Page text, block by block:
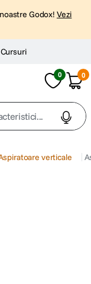
Godox! Vezi
Cursuri
0 0
verticale